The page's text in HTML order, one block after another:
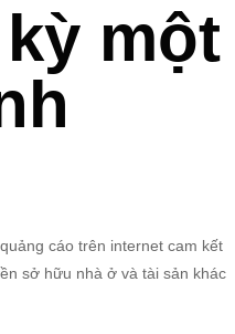
một
cáo trên internet cam kết
sở hữu nhà ở và tài sản khác